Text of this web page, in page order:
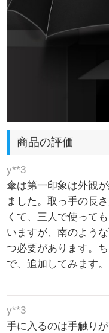
商品の評価
y**3
傘は第一印象は外観
ました。取っ手の長
くて、三人で使って
いますが、南のよう
つ必要があります。
で、追加してみます。
y**3
手に入るのは手触り